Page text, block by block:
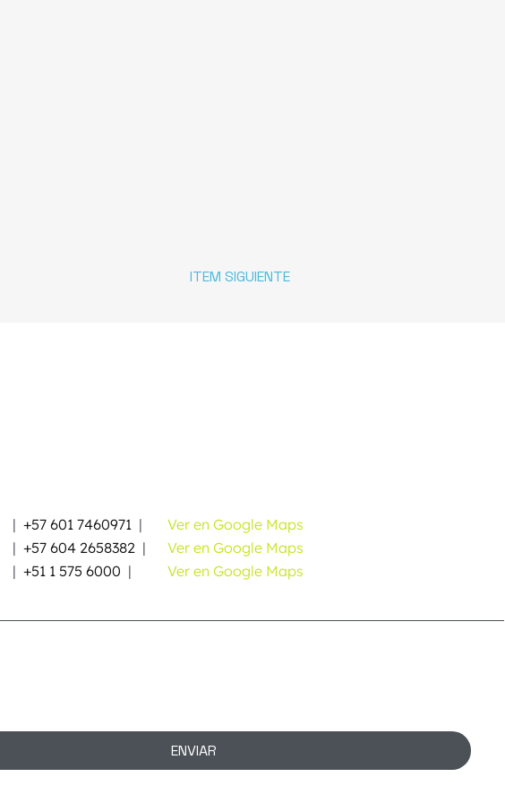
ITEM SIGUIENTE
| +57 601 7460971 | Ver en Google Maps
| +57 604 2658382 | Ver en Google Maps
| +51 1 575 6000 | Ver en Google Maps
ENVIAR